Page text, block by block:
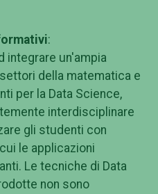
:
integrare un'ampia
della matematica e
per la Data Science,
interdisciplinare
gli studenti con
le applicazioni
Le tecniche di Data
non sono